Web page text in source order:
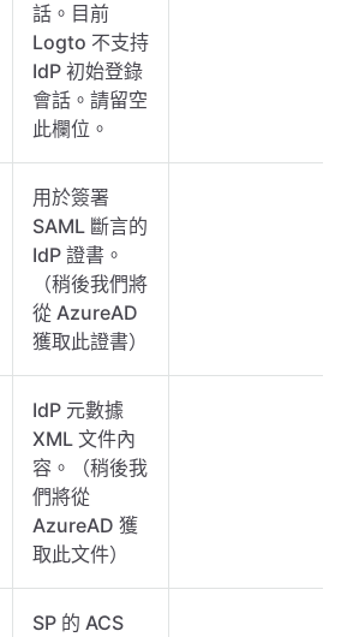
話。目前
Logto 不支持
IdP 初始登錄
會話。請留空
此欄位。
用於簽署
SAML 斷言的
IdP 證書。
（稍後我們將
從 AzureAD
獲取此證書）
IdP 元數據
XML 文件內
容。（稍後我
們將從
AzureAD 獲
取此文件）
SP 的 ACS